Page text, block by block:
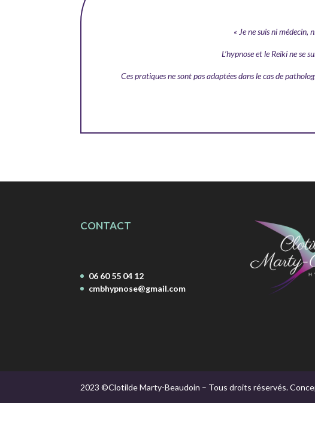
« Je ne suis ni médecin,
L’hypnose et le Reiki ne se
Ces pratiques ne sont pas adaptées dans le cas de
CONTACT
06 60 55 04 12
cmbhypnose@gmail.com
2023 ©Clotilde Marty-Beaudoin – Tous droits réservés.